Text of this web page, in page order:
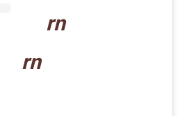
rn
rn